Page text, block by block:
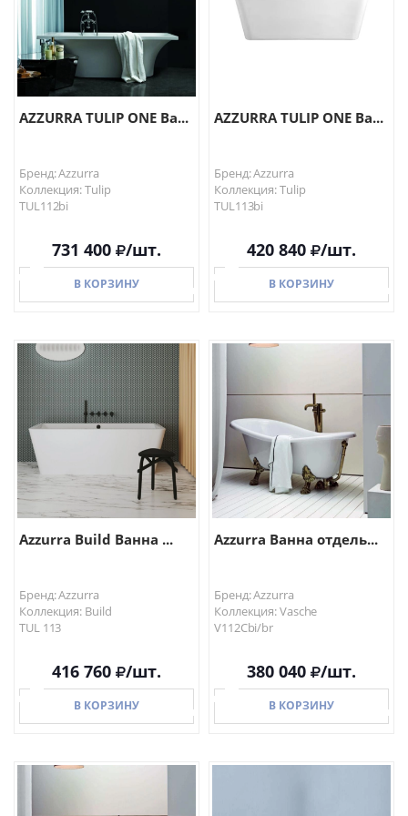
AZZURRA TULIP ONE Ва...
Бренд: Azzurra
Коллекция: Tulip
TUL112bi
731 400 /шт.
В КОРЗИНУ
В КОРЗИНУ
AZZURRA TULIP ONE Ва...
Бренд: Azzurra
Коллекция: Tulip
TUL113bi
420 840 /шт.
В КОРЗИНУ
Azzurra Build Ванна ...
Бренд: Azzurra
Коллекция: Build
TUL 113
416 760 /шт.
В КОРЗИНУ
Azzurra Ванна отдель...
Бренд: Azzurra
Коллекция: Vasche
V112Cbi/br
380 040 /шт.
В КОРЗИНУ